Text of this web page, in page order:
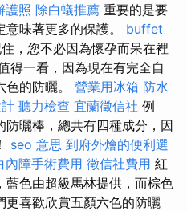
護照 除白蟻推薦 重要的是要
味著更多的保護。 buffet
，您不必因為懷孕而呆在裡
得一看，因為現在有完全自
的防曬。 營業用冰箱 防水
聽力檢查 宜蘭徵信社 例
曬棒，總共有四種成分，因
seo 意思 到府外燴的便利選
內障手術費用 徵信社費用 紅
色由超級馬林提供，而棕色
喜歡欣賞五顏六色的防曬